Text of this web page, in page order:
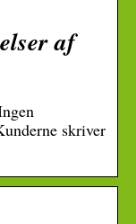
af
skriver